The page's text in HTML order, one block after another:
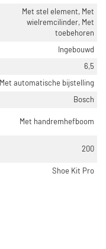
Met stel element, Met
wielremcilinder, Met
toebehoren
Ingebouwd
6,5
Met automatische bijstelling
Bosch
Met handremhefboom
200
Shoe Kit Pro